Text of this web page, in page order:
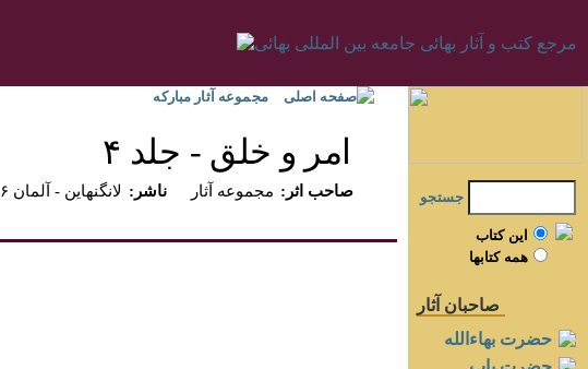
صفحه اصلی مجموعه آثار مبارکه
امر و خلق - جلد ۴
لانگنهاين - آلمان ۱۹۸۶ م :ناشر مجموعه آثار
:صاحب اثر
جستجو
اين کتاب
همه کتابها
صاحبان آثار
حضرت بهاءالله